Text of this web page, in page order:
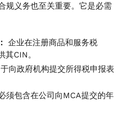
规义务也至关重要。它是必需
企业在注册商品和服务税
其CIN。
向政府机构提交所得税申报表
须包含在公司向MCA提交的年